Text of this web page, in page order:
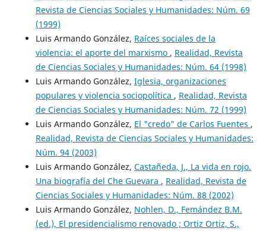
Revista de Ciencias Sociales y Humanidades: Núm. 69
(1999)
Luis Armando González, Raíces sociales de la
violencia: el aporte del marxismo , Realidad, Revista
de Ciencias Sociales y Humanidades: Núm. 64 (1998)
Luis Armando González, Iglesia, organizaciones
populares y violencia sociopolítica , Realidad, Revista
de Ciencias Sociales y Humanidades: Núm. 72 (1999)
Luis Armando González, El "credo" de Carlos Fuentes ,
Realidad, Revista de Ciencias Sociales y Humanidades:
Núm. 94 (2003)
Luis Armando González, Castañeda, J., La vida en rojo.
Una biografía del Che Guevara , Realidad, Revista de
Ciencias Sociales y Humanidades: Núm. 88 (2002)
Luis Armando González, Nohlen, D., Femández B.M.
(ed.), El presidencialismo renovado ; Ortiz Ortiz, S.,